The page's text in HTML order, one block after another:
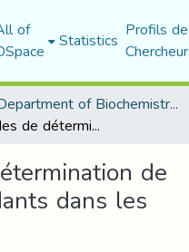
of Statistics Profils
Department of Biochemistry and Microbiology
Les méthodes de détermination de la capacité antioxydants dans les aliments
de
dans les